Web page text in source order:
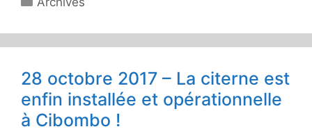
28 octobre 2017 – La citerne est
enfin installée et opérationnelle
à Cibombo !